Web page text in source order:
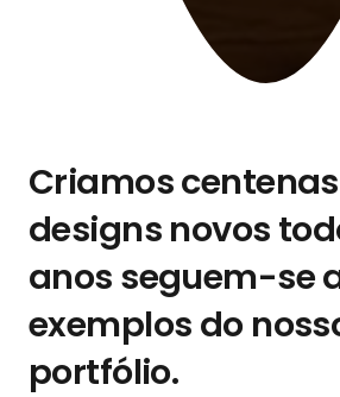
Criamos
designs novos
anos seguem-se
exemplos do
portfólio.